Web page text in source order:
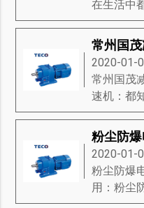
在生活中
2020-01-
常州国茂
速机：都
2020-01-
粉尘防爆
用：粉尘